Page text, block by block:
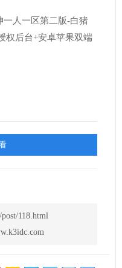
118.html